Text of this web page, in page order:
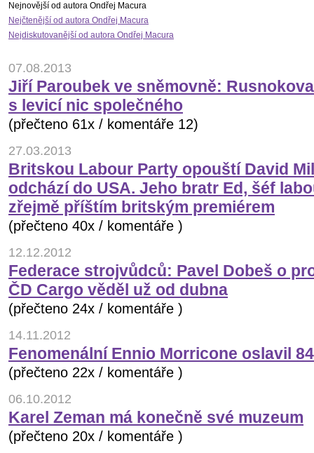
Nejnovější od autora Ondřej Macura
Nejčtenější od autora Ondřej Macura
Nejdiskutovanější od autora Ondřej Macura
07.08.2013
Jiří Paroubek ve sněmovně:
s levicí nic společného
(přečteno 61x / komentáře 12)
27.03.2013
Britskou Labour Party opouští David
odchází do USA. Jeho bratr Ed, šéf
zřejmě příštím britským premiérem
(přečteno 40x / komentáře )
12.12.2012
Federace strojvůdců: Pavel Dobeš o
ČD Cargo věděl už od dubna
(přečteno 24x / komentáře )
14.11.2012
Fenomenální Ennio Morricone oslavil
(přečteno 22x / komentáře )
06.10.2012
Karel Zeman má konečně své muzeum
(přečteno 20x / komentáře )